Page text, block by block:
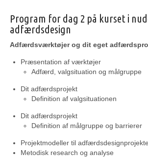
Program for dag 2 på kurset i
adfærdsdesign
Adfærdsværktøjer og dit eget
Præsentation af værktøjer
Adfærd, valgsituation og målgruppe
Dit adfærdsprojekt
Definition af valgsituationen
Dit adfærdsprojekt
Definition af målgruppe og barrierer
Projektmodeller til
Metodisk research og analyse